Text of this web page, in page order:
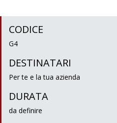
CODICE
G4
DESTINATARI
Per te e la tua azienda
DURATA
da definire